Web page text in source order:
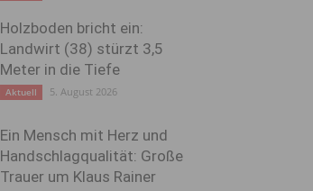
Holzboden bricht ein:
Landwirt (38) stürzt 3,5
Meter in die Tiefe
Aktuell 5. August 2026
Ein Mensch mit Herz und
Handschlagqualität: Große
Trauer um Klaus Rainer